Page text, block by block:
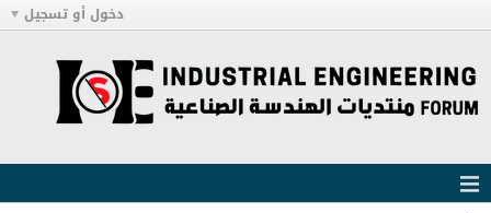
دخول أو تسجيل